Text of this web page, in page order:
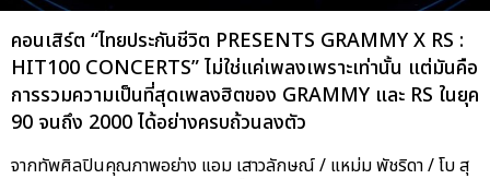
คอนเสิร์ต “ไทยประกันชีวิต PRESENTS GRAMMY X RS :
HIT100 CONCERTS” ไม่ใช่แค่เพลงเพราะเท่านั้น แต่มันคือ
การรวมความเป็นที่สุดเพลงฮิตของ GRAMMY และ RS ในยุค
90 จนถึง 2000 ได้อย่างครบถ้วนลงตัว
จากทัพศิลปินคุณภาพอย่าง แอม เสาวลักษณ์ / แหม่ม พัชริดา / โบ สุ